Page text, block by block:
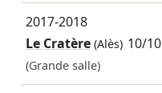
2017-2018
Le Cratère(Alès) 10/10
(Grande salle)